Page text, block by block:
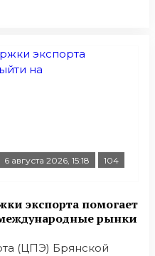
6 августа 2026, 15:18 104
экспорта помогает
рынки
(ЦПЭ) Брянской